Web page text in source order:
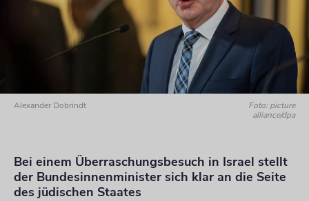
Alexander Dobrindt
Foto: picture
alliance/dpa
Bei einem Überraschungsbesuch in Israel stellt
der Bundesinnenminister sich klar an die Seite
des jüdischen Staates